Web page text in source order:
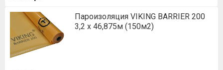
Пароизоляция VIKING BARRIER 200
3,2 х 46,875м (150м2)